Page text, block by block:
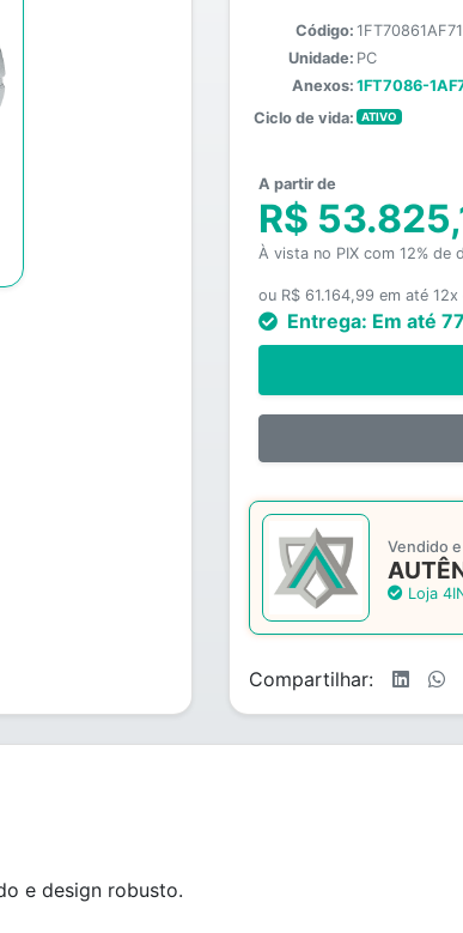
Código:
Unidade: PC
Anexos: 1FT7086-
Ciclo de vida:
ATIVO
A partir de
R$
À vista no PIX com 12% de
ou R$ 61.164,99 em até
Entrega: Em até
Vendido
Loja
Compartilhar:
e design robusto.